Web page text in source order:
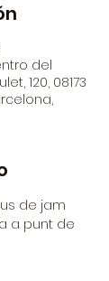
del
120, 08173
de jam
a punt de